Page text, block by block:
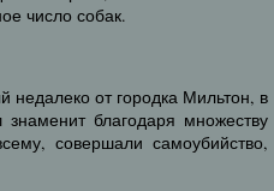
число собак.
от городка Мильтон, в
благодаря множеству
совершали самоубийство,